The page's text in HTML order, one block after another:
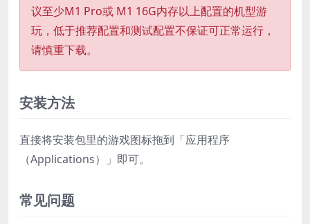
议至少M1 Pro或 M1 16G内存以上配置的机型游
玩，低于推荐配置和测试配置不保证可正常运行，
请慎重下载。
安装方法
直接将安装包里的游戏图标拖到「应用程序
（Applications）」即可。
常见问题